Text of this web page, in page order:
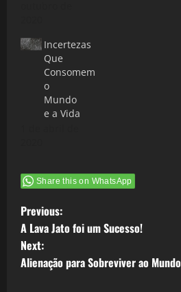
Incertezas
Que
Consomem
o
Mundo
e a Vida
Share this on WhatsApp
P
o
s
Previous:
A Lava Jato foi um Sucesso!
Next:
Alienação para Sobreviver ao Mundo